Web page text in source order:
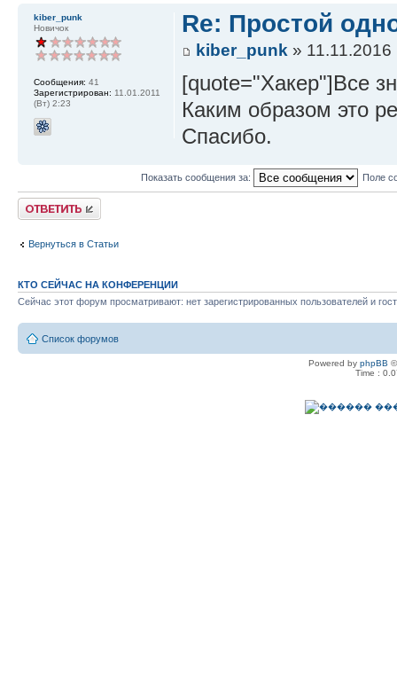
kiber_punk
Новичок
Сообщения: 41
Зарегистрирован: 11.01.2011
(Вт) 2:23
Re: Простой
kiber_punk» 11.11.2016
[quote="Хакер"]Все
Каким образом это
Спасибо.
Показать сообщения за: Поле
Ответить
Вернуться в Статьи
КТО СЕЙЧАС НА КОНФЕРЕНЦИИ
Сейчас этот форум просматривают: нет зарегистрированных пользователей и
Список форумов
Powered by phpBB
Time :